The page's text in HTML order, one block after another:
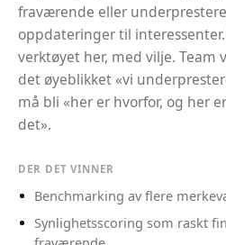
fraværende eller
oppdateringer til
verktøyet her, med vilje. Team
det øyeblikket «vi
må bli «her er hvorfor, og her
det».
DER DET VINNER
Benchmarking av flere
Synlighetsscoring som raskt